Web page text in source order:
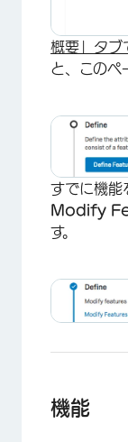
概要」タブ
と、このペ
すでに機能
Modify
す。
機能